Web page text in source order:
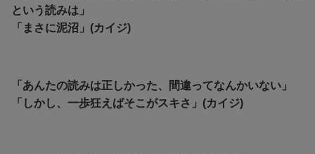
という読みは」
「まさに泥沼」(カイジ)
「あんたの読みは正しかった、間違ってなんかいない」
「しかし、一歩狂えばそこがスキさ」(カイジ)